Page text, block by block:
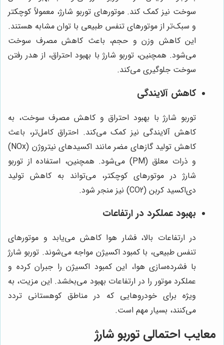
سوخت نیز کمک کند. موتورهای توربو شارژ، معمولاً کوچکتر
و سبک‌تر از موتورهای تنفس طبیعی با توان مشابه هستند.
این کاهش وزن و حجم، باعث کاهش مصرف سوخت
می‌شود. همچنین، توربو شارژ با بهبود احتراق، از هدر رفتن
سوخت جلوگیری می‌کند.
کاهش آلایندگی
توربو شارژ با بهبود احتراق و کاهش مصرف سوخت، به
کاهش آلایندگی نیز کمک می‌کند. احتراق کامل‌تر، باعث
کاهش تولید گازهای مضر مانند اکسیدهای نیتروژن (NOx)
و ذرات معلق (PM) می‌شود. همچنین، استفاده از توربو
شارژ در موتورهای کوچکتر، می‌تواند به کاهش تولید
دی‌اکسید کربن (CO2) نیز منجر شود.
بهبود عملکرد در ارتفاعات
در ارتفاعات بالا، فشار هوا کاهش می‌یابد و موتورهای
تنفس طبیعی، با کمبود اکسیژن مواجه می‌شوند. توربو شارژ
با فشرده‌سازی هوا، این کمبود اکسیژن را جبران کرده و
عملکرد موتور را در ارتفاعات بهبود می‌بخشد. این مزیت، به
ویژه برای خودروهایی که در مناطق کوهستانی تردد
می‌کنند، بسیار مهم است.
معایب احتمالی توربو شارژ